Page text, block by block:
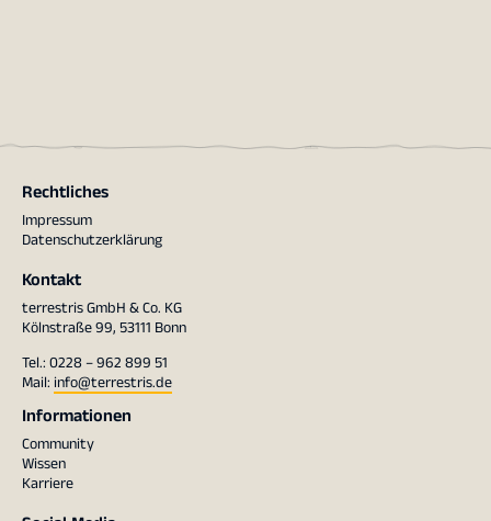
Rechtliches
Impressum
Datenschutzerklärung
Kontakt
terrestris GmbH & Co. KG
Kölnstraße 99, 53111 Bonn
Tel.: 0228 – 962 899 51
Mail: info@terrestris.de
Informationen
Community
Wissen
Karriere